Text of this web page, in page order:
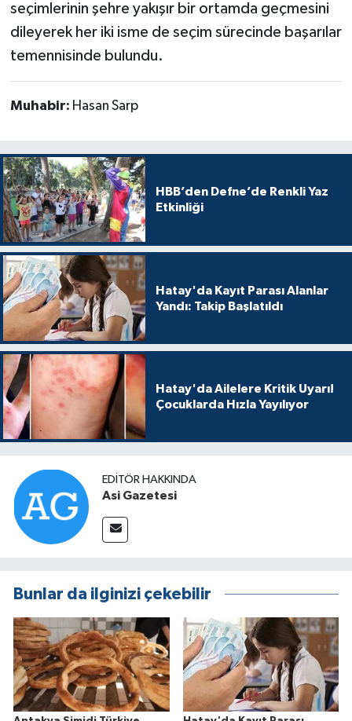
seçimlerinin şehre yakışır bir ortamda geçmesini
dileyerek her iki isme de seçim sürecinde başarılar
temennisinde bulundu.
Muhabir: Hasan Sarp
HBB’den Defne’de Renkli Yaz
Etkinliği
Hatay'da Kayıt Parası Alanlar
Yandı: Takip Başlatıldı
Hatay'da Ailelere Kritik Uyarı!
Çocuklarda Hızla Yayılıyor
EDITÖR HAKKINDA
Asi Gazetesi
Bunlar da ilginizi çekebilir